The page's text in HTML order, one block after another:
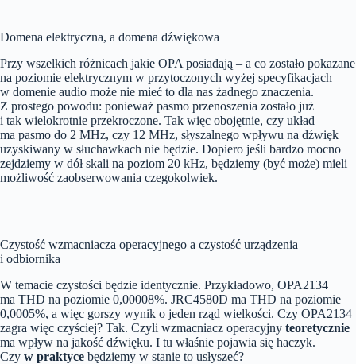
Domena elektryczna, a domena dźwiękowa
Przy wszelkich różnicach jakie OPA posiadają – a co zostało pokazane
na poziomie elektrycznym w przytoczonych wyżej specyfikacjach –
w domenie audio może nie mieć to dla nas żadnego znaczenia.
Z prostego powodu: ponieważ pasmo przenoszenia zostało już
i tak wielokrotnie przekroczone. Tak więc obojętnie, czy układ
ma pasmo do 2 MHz, czy 12 MHz, słyszalnego wpływu na dźwięk
uzyskiwany w słuchawkach nie będzie. Dopiero jeśli bardzo mocno
zejdziemy w dół skali na poziom 20 kHz, będziemy (być może) mieli
możliwość zaobserwowania czegokolwiek.
Czystość wzmacniacza operacyjnego a czystość urządzenia
i odbiornika
W temacie czystości będzie identycznie. Przykładowo, OPA2134
ma THD na poziomie 0,00008%. JRC4580D ma THD na poziomie
0,0005%, a więc gorszy wynik o jeden rząd wielkości. Czy OPA2134
zagra więc czyściej? Tak. Czyli wzmacniacz operacyjny teoretycznie
ma wpływ na jakość dźwięku. I tu właśnie pojawia się haczyk.
Czy w praktyce będziemy w stanie to usłyszeć?